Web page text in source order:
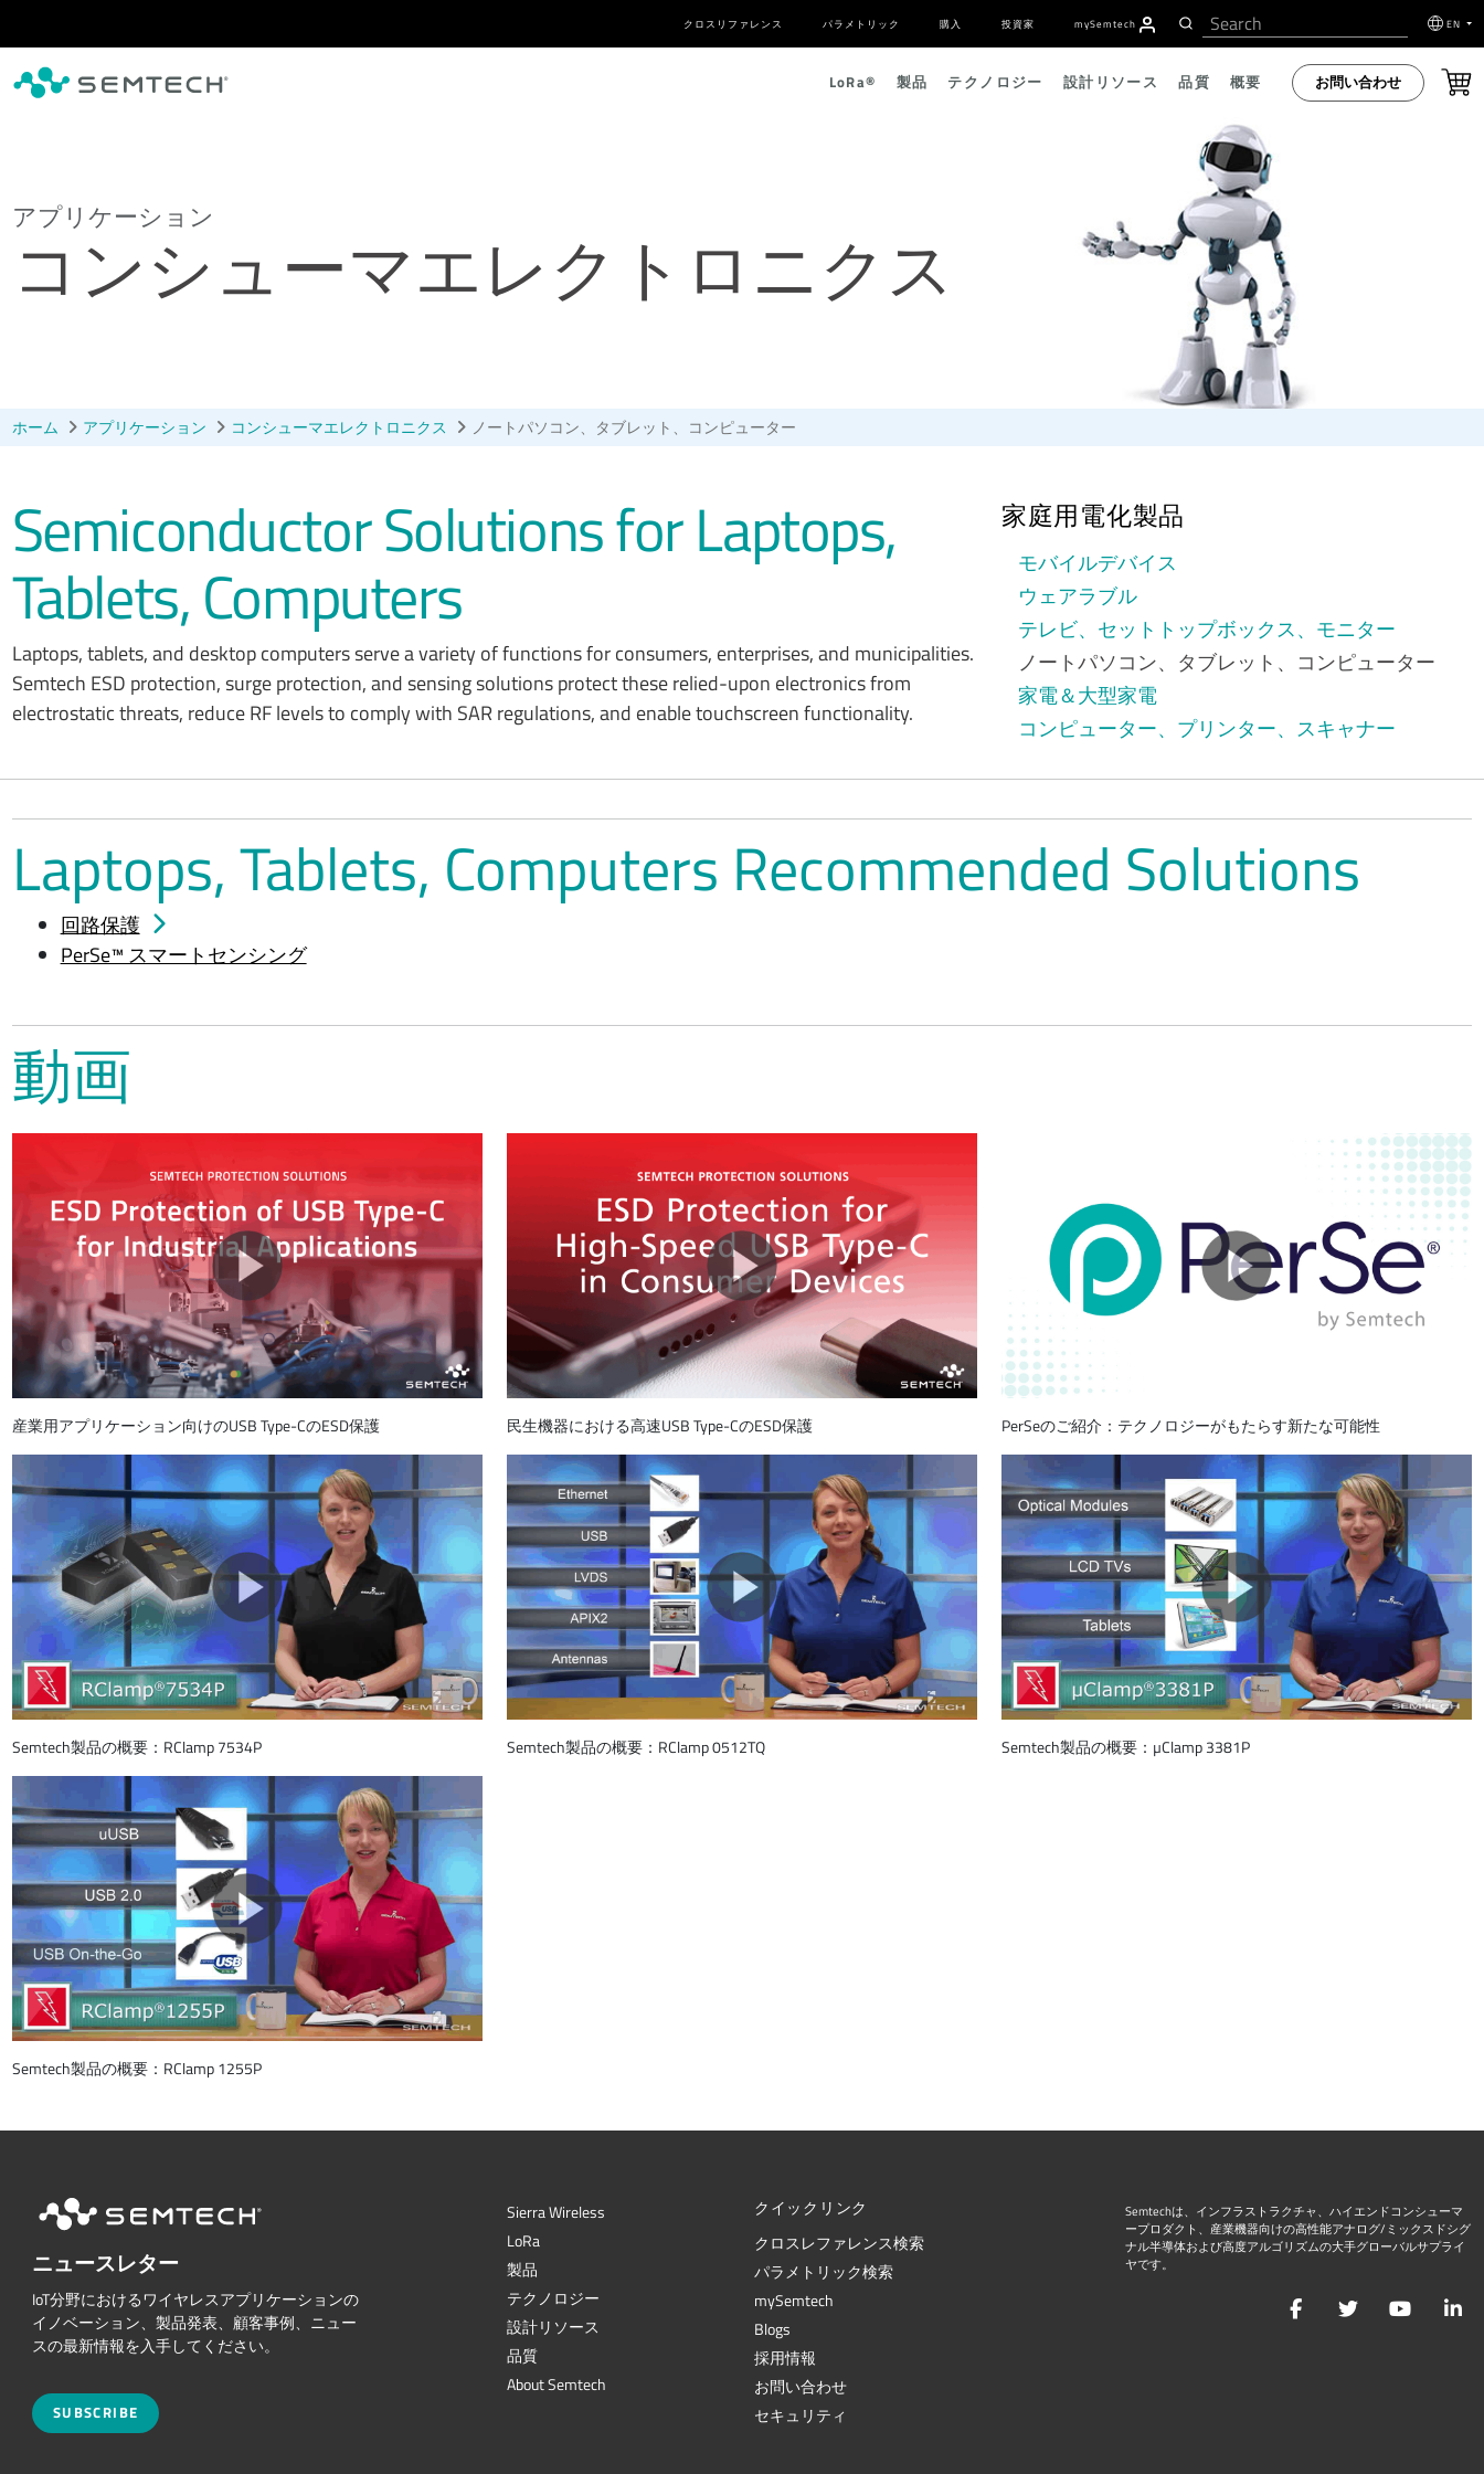
クロスリファレンス パラメトリック 購入 投資家 mySemtech EN
LoRa® 製品 テクノロジー 設計リソース 品質 概要 お問い合わせ
アプリケーション
コンシューマエレクトロニクス
ホーム アプリケーション コンシューマエレクトロニクス ノートパソコン、タブレット、コンピューター
Semiconductor Solutions for Laptops,
Tablets, Computers
Laptops, tablets, and desktop computers serve a variety of functions for consumers, enterprises, and municipalities.
Semtech ESD protection, surge protection, and sensing solutions protect these relied-upon electronics from
electrostatic threats, reduce RF levels to comply with SAR regulations, and enable touchscreen functionality.
家庭用電化製品
モバイルデバイス
ウェアラブル
テレビ、セットトップボックス、モニター
ノートパソコン、タブレット、コンピューター
家電＆大型家電
コンピューター、プリンター、スキャナー
Laptops, Tablets, Computers Recommended Solutions
回路保護
PerSe™ スマートセンシング
動画
産業用アプリケーション向けのUSB Type-CのESD保護 民生機器における高速USB Type-CのESD保護 PerSeのご紹介：テクノロジーがもたらす新たな可能性
Semtech製品の概要：RClamp 7534P Semtech製品の概要：RClamp 0512TQ Semtech製品の概要：µClamp 3381P
Semtech製品の概要：RClamp 1255P
ニュースレター
IoT分野におけるワイヤレスアプリケーションの
イノベーション、製品発表、顧客事例、ニュー
スの最新情報を入手してください。
SUBSCRIBE
Sierra Wireless
LoRa
製品
テクノロジー
設計リソース
品質
About Semtech
クイックリンク
クロスレファレンス検索
パラメトリック検索
mySemtech
Blogs
採用情報
お問い合わせ
セキュリティ
Semtechは、インフラストラクチャ、ハイエンドコンシューマ
ープロダクト、産業機器向けの高性能アナログ/ミックスドシグ
ナル半導体および高度アルゴリズムの大手グローバルサプライ
ヤです。
FacebookTwitter